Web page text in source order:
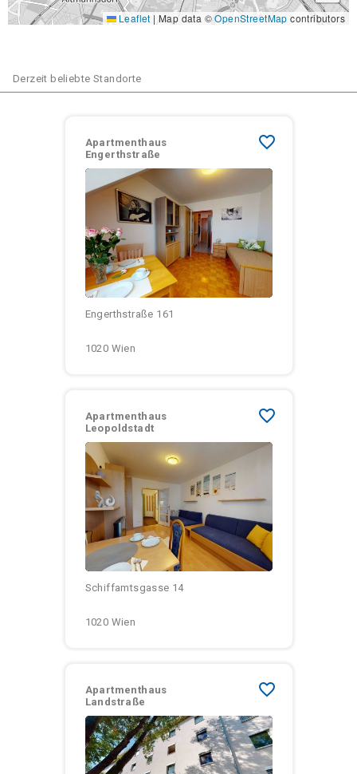
Leaflet | Map data ©OpenStreetMap contributors
Derzeit beliebte Standorte
Apartmenthaus
Engerthstraße
favorite_border
Größen:
Monatliche Kosten:
Engerthstraße 161
1020 Wien
Apartmenthaus
Leopoldstadt
favorite_border
Größen:
Monatliche Kosten:
Schiffamtsgasse 14
1020 Wien
Apartmenthaus
Landstraße
favorite_border
Größen: